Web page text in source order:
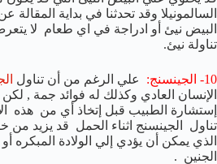
السالمونيلا وقد تحدثنا في بداية المقالة
البيض نيئ أو ادراجة في اي طعام لا
تناولة نيئ.
10- الجينسنج: علي الرغم من أن تناول
الإنسان العادي وكذلك له فوائد جمة ,
إستشارة الطبيب قبل إتخاذ أي من هذه
تناول الجينسنج اثناء الحمل قد يزيد من
الذي يمكن أن يؤدي إلي الولادة المبكره
الجنين .